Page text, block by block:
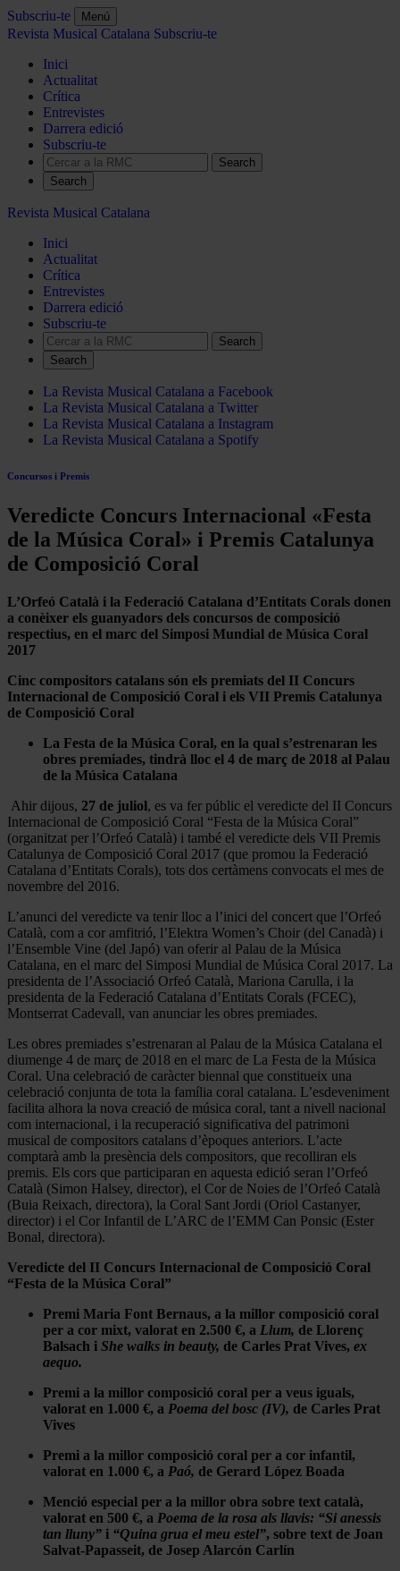
Subscriu-te Menú
Revista Musical Catalana Subscriu-te
Inici
Actualitat
Crítica
Entrevistes
Darrera edició
Subscriu-te
Search
Revista Musical Catalana
Inici
Actualitat
Crítica
Entrevistes
Darrera edició
Subscriu-te
Search
La Revista Musical Catalana a Facebook
La Revista Musical Catalana a Twitter
La Revista Musical Catalana a Instagram
La Revista Musical Catalana a Spotify
Concursos i Premis
Veredicte Concurs Internacional «Festa
de la Música Coral» i Premis Catalunya
de Composició Coral
L’Orfeó Català i la Federació Catalana d’Entitats Corals donen
a conèixer els guanyadors dels concursos de composició
respectius, en el marc del Simposi Mundial de Música Coral
2017
Cinc compositors catalans són els premiats del II Concurs
Internacional de Composició Coral i els VII Premis Catalunya
de Composició Coral
La Festa de la Música Coral, en la qual s’estrenaran les
obres premiades, tindrà lloc el 4 de març de 2018 al Palau
de la Música Catalana
Ahir dijous, 27 de juliol, es va fer públic el veredicte del II Concurs
Internacional de Composició Coral “Festa de la Música Coral”
(organitzat per l’Orfeó Català) i també el veredicte dels VII Premis
Catalunya de Composició Coral 2017 (que promou la Federació
Catalana d’Entitats Corals), tots dos certàmens convocats el mes de
novembre del 2016.
L’anunci del veredicte va tenir lloc a l’inici del concert que l’Orfeó
Català, com a cor amfitrió, l’Elektra Women’s Choir (del Canadà) i
l’Ensemble Vine (del Japó) van oferir al Palau de la Música
Catalana, en el marc del Simposi Mundial de Música Coral 2017. La
presidenta de l’Associació Orfeó Català, Mariona Carulla, i la
presidenta de la Federació Catalana d’Entitats Corals (FCEC),
Montserrat Cadevall, van anunciar les obres premiades.
Les obres premiades s’estrenaran al Palau de la Música Catalana el
diumenge 4 de març de 2018 en el marc de La Festa de la Música
Coral. Una celebració de caràcter biennal que constitueix una
celebració conjunta de tota la família coral catalana. L’esdeveniment
facilita alhora la nova creació de música coral, tant a nivell nacional
com internacional, i la recuperació significativa del patrimoni
musical de compositors catalans d’èpoques anteriors. L’acte
comptarà amb la presència dels compositors, que recolliran els
premis. Els cors que participaran en aquesta edició seran l’Orfeó
Català (Simon Halsey, director), el Cor de Noies de l’Orfeó Català
(Buia Reixach, directora), la Coral Sant Jordi (Oriol Castanyer,
director) i el Cor Infantil de L’ARC de l’EMM Can Ponsic (Ester
Bonal, directora).
Veredicte del II Concurs Internacional de Composició Coral
“Festa de la Música Coral”
Premi Maria Font Bernaus, a la millor composició coral
per a cor mixt, valorat en 2.500 €, a Llum, de Llorenç
Balsach i She walks in beauty, de Carles Prat Vives, ex
aequo.
Premi a la millor composició coral per a veus iguals,
valorat en 1.000 €, a Poema del bosc (IV), de Carles Prat
Vives
Premi a la millor composició coral per a cor infantil,
valorat en 1.000 €, a Paó, de Gerard López Boada
Menció especial per a la millor obra sobre text català,
valorat en 500 €, a Poema de la rosa als llavis: “Si anessis
tan lluny” i “Quina grua el meu estel”, sobre text de Joan
Salvat-Papasseit, de Josep Alarcón Carlín